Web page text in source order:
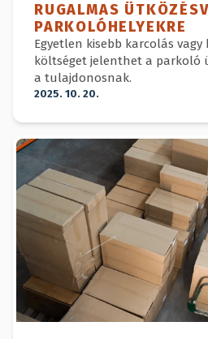
RUGALMAS
PARKOLÓHELYEKRE
Egyetlen kisebb karcolás
költséget jelenthet a parkoló
a tulajdonosnak.
2025. 10. 20.